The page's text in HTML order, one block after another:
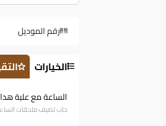
رقم الموديل
الخيارات
الساعة مع علبة
حاب تضيف ملحقات